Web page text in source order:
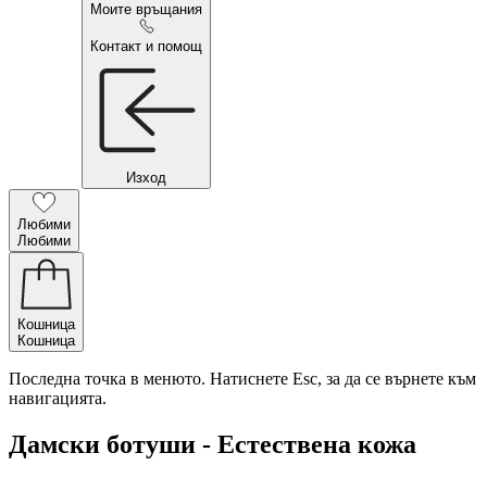
Моите връщания
Контакт и помощ
Изход
Любими
Любими
Кошница
Кошница
Последна точка в менюто. Натиснете Esc, за да се върнете към
навигацията.
Дамски ботуши - Естествена кожа